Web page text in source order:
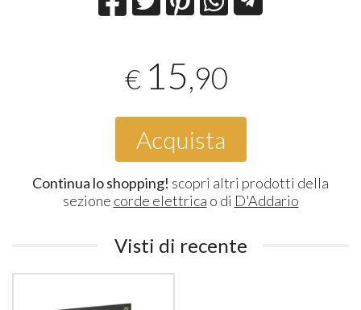
€ 15,90
Acquista
Continua lo shopping! scopri altri prodotti della
sezione corde elettrica o di D'Addario
Visti di recente